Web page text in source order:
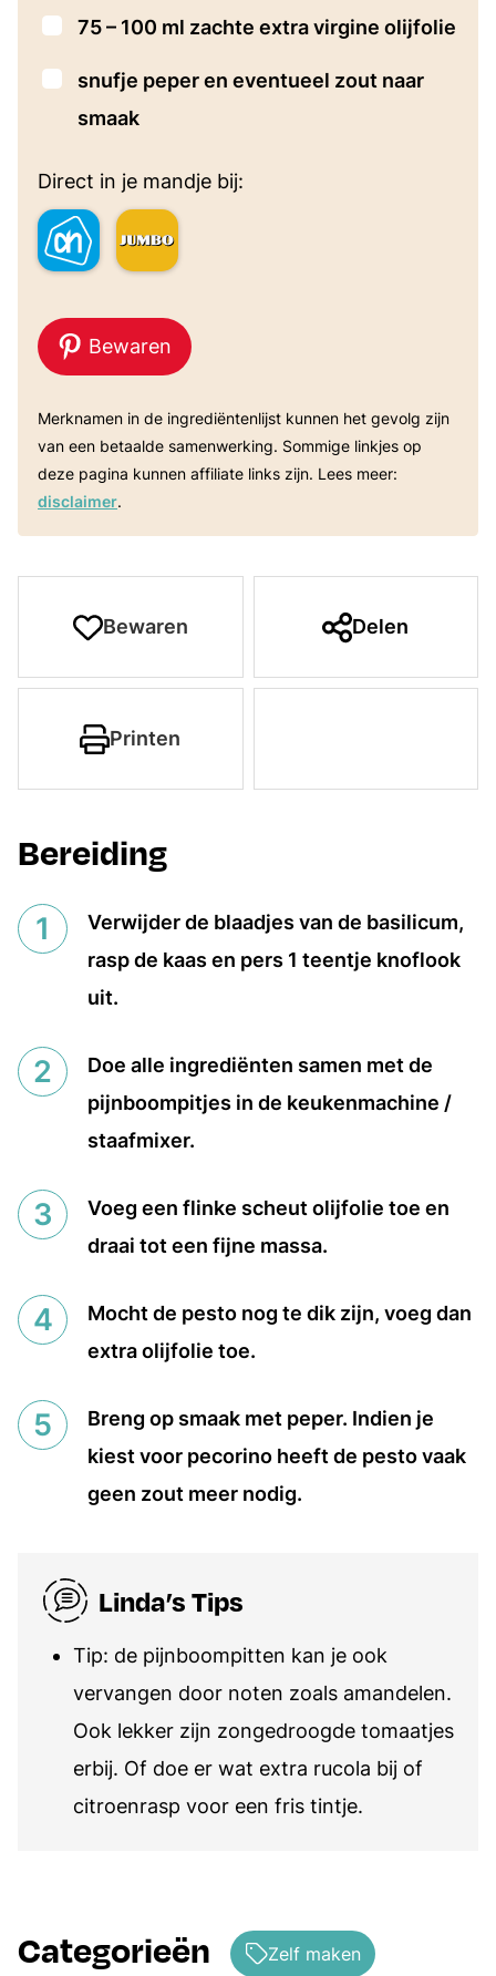
▢
75 – 100 ml zachte extra virgine olijfolie
▢
snufje peper en eventueel zout naar
smaak
Direct in je mandje bij:
Bewaren
Merknamen in de ingrediëntenlijst kunnen het gevolg zijn
van een betaalde samenwerking. Sommige linkjes op
deze pagina kunnen affiliate links zijn. Lees meer:
disclaimer.
Bewaren Delen
Printen
Bereiding
Verwijder de blaadjes van de basilicum,
rasp de kaas en pers 1 teentje knoflook
uit.
Doe alle ingrediënten samen met de
pijnboompitjes in de keukenmachine /
staafmixer.
Voeg een flinke scheut olijfolie toe en
draai tot een fijne massa.
Mocht de pesto nog te dik zijn, voeg dan
extra olijfolie toe.
Breng op smaak met peper. Indien je
kiest voor pecorino heeft de pesto vaak
geen zout meer nodig.
Linda’s Tips
Tip: de pijnboompitten kan je ook
vervangen door noten zoals amandelen.
Ook lekker zijn zongedroogde tomaatjes
erbij. Of doe er wat extra rucola bij of
citroenrasp voor een fris tintje.
Categorieën Zelf maken